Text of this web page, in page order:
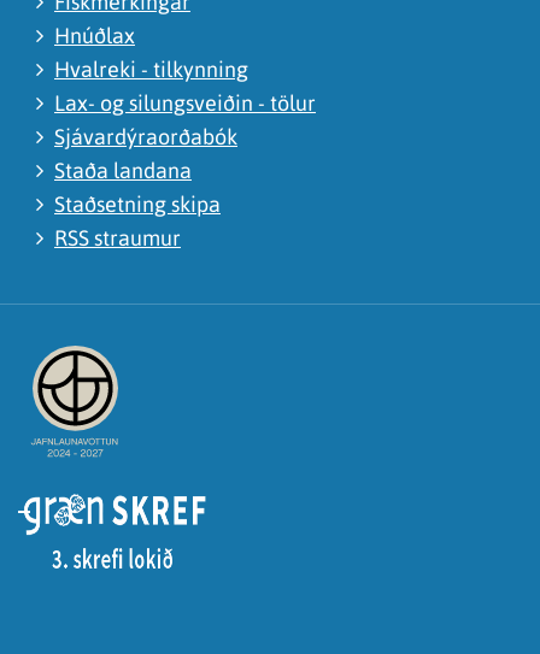
Hnúðlax
Hvalreki - tilkynning
Lax- og silungsveiðin - tölur
Sjávardýraorðabók
Staða landana
Staðsetning skipa
RSS straumur